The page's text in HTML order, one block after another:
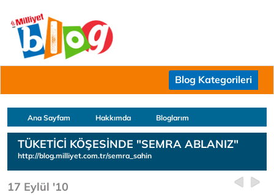
Blog Kategorileri
Ana Sayfam Hakkımda Bloglarım
TÜKETİCİ KÖŞESİNDE "SEMRA ABLANIZ"
http://blog.milliyet.com.tr/semra_sahin
17 Eylül '10